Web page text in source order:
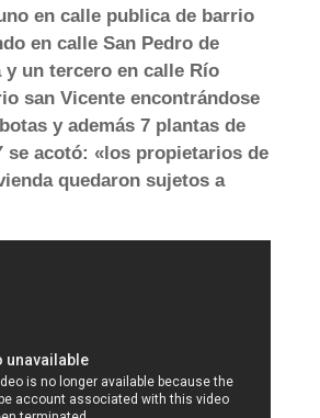
en calle publica de barrio
en calle San Pedro de
y un tercero en calle Río
san Vicente encontrándose
y además 7 plantas de
se acotó: «los propietarios de
quedaron sujetos a